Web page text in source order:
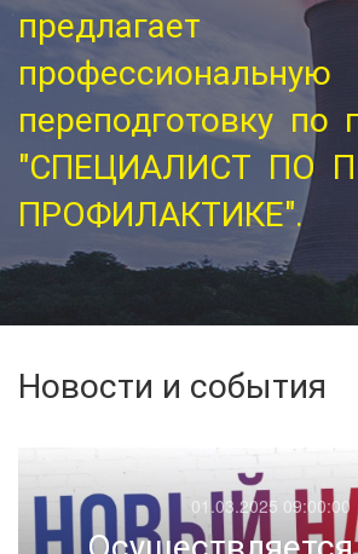
предлагает
профессиональную
переподготовку по
"СПЕЦИАЛИСТ ПО
ПРОФИЛАКТИКЕ".
предлагает
профессиональную
переподготовку по
"СПЕЦИАЛИСТ ПО
ПРОФИЛАКТИКЕ".
предлагает
профессиональную
переподготовку по
"СПЕЦИАЛИСТ ПО
ПРОФИЛАКТИКЕ".
Новости и события
01.03.2025 09:00:00